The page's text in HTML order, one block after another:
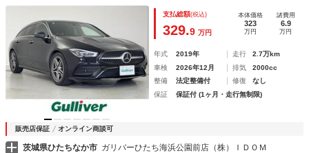
ＡＣＣ ＬＫＡ ＢＳＭ ３６０度カメラ 前席メモリ付きパ
ワーシート 前席シートヒーター 電動リヤゲート 純正ナ
ビ フルセグ 純正１８インチＡＷ マルチビームＬＥＤ
支払総額(税込)
329.9 万円
本体価格
323
万円
諸費用
6.9
万円
年式 2019年 走行
2.7万km
車検
2026年12月 排気
2000cc
整備
法定整備付 修復
なし
保証
保証付 (1ヶ月・走行無制限)
販売店保証 オンライン商談可
茨城県ひたちなか市 ガリバーひたち海浜公園前店（株）ＩＤＯＭ